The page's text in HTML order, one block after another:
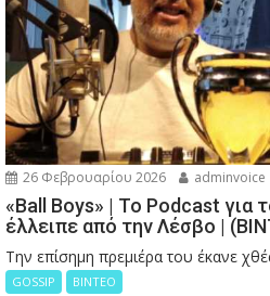
26 Φεβρουαρίου 2026 adminvoice
«Ball Boys» | Το Podcast για
έλλειπε από την Λέσβο |
Την επίσημη πρεμιέρα του έκανε
GOSSIP ΒΙΝΤΕΟ